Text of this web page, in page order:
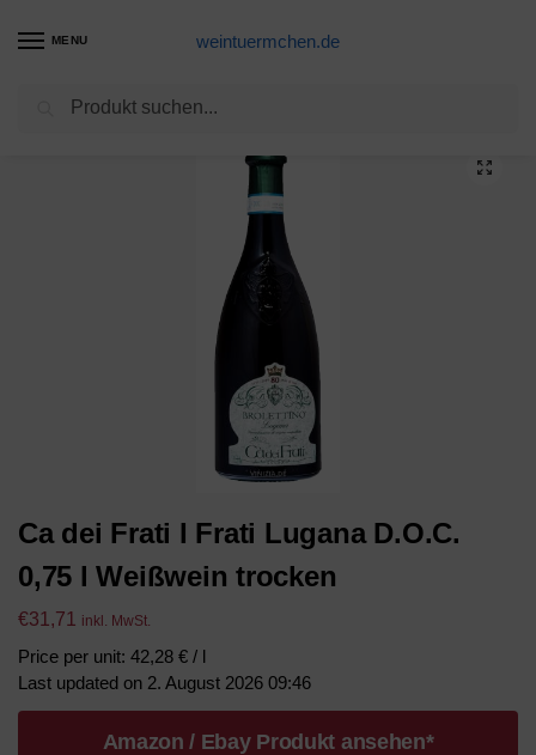
MENU weintuermchen.de
Weißwein-Produkte
Ca dei Frati I Frati Lugana D.O.C.
0,75 l Weißwein trocken
€31,71 inkl. MwSt.
Price per unit: 42,28 € / l
Last updated on 2. August 2026 09:46
Amazon / Ebay Produkt ansehen*